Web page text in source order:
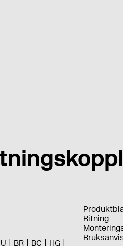
BR BC HG
Ritning